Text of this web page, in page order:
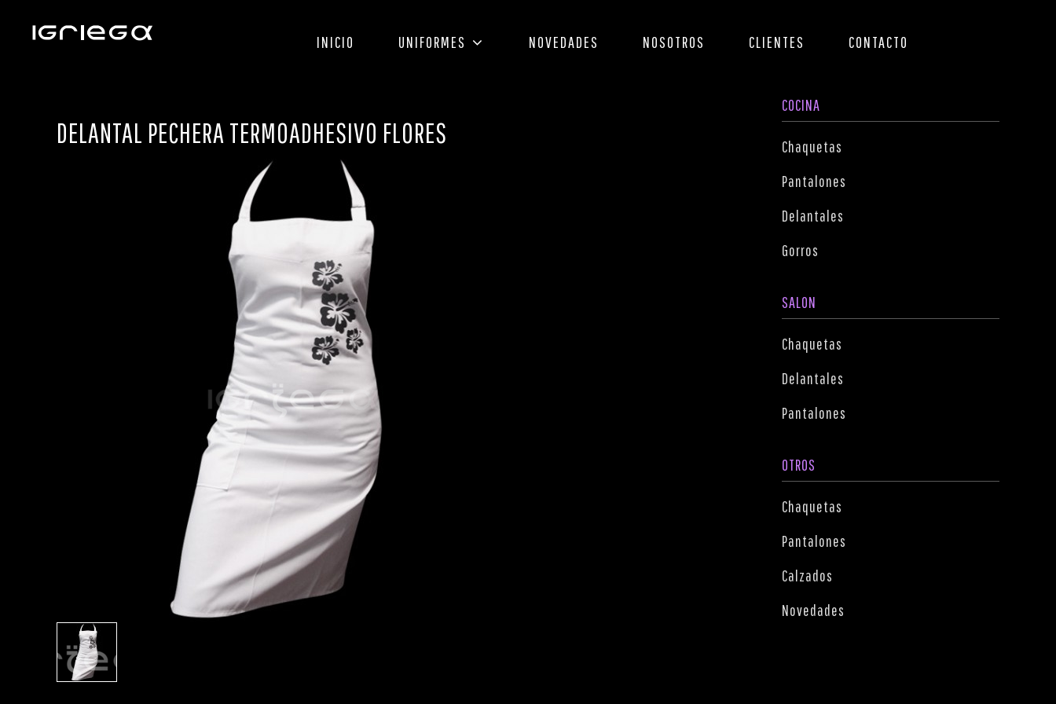
INICIO UNIFORMES NOVEDADES NOSOTROS CLIENTES CONTACTO
COCINA
Chaquetas
Pantalones
Delantales
Gorros
SALON
Chaquetas
Delantales
Pantalones
OTROS
Chaquetas
Pantalones
Calzados
Novedades
DELANTAL PECHERA TERMOADHESIVO FLORES